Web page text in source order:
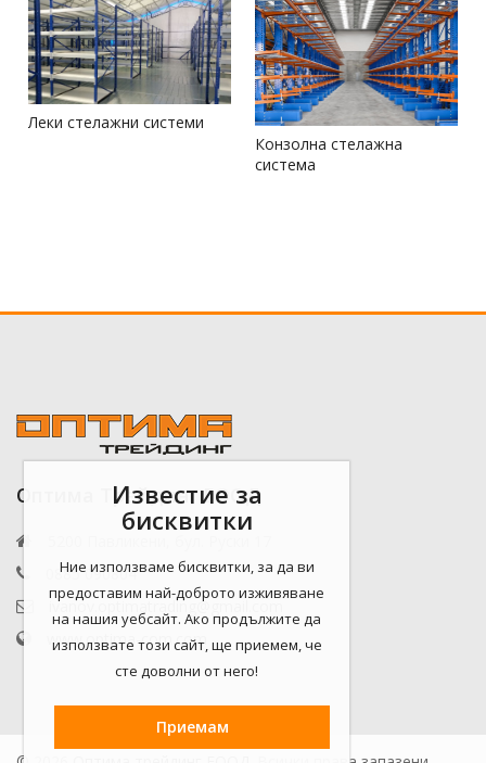
Леки стелажни системи
Конзолна стелажна
система
Оптима Трейдинг ЕООД
0885 090804
ivanov.optimatrading@gmail.com
www.optima-com.com
Известие за
бисквитки
Ние използваме бисквитки, за да ви
предоставим най-доброто изживяване
на нашия уебсайт. Ако продължите да
използвате този сайт, ще приемем, че
сте доволни от него!
Приемам